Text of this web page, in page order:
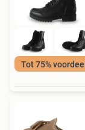
Tot 75% voordeel